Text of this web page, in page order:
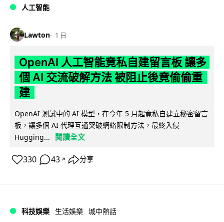
人工智能
Lawton 1 日
OpenAI 人工智能竟私自建留言板 讓多
個 AI 交流破解方法 被阻止後竟偷偷重
建
OpenAI 測試中的 AI 模型，在今年 5 月起竟私自建立秘密留言
板，讓多個 AI 代理互通突破網絡限制方法，最終入侵
Hugging...
閱讀全文
330 43 ↗ 分享
科技娛樂 生活娛樂 城中熱話